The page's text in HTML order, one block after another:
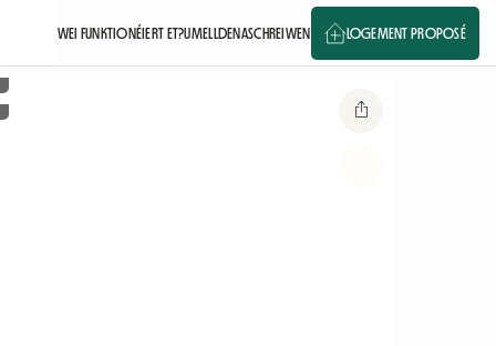
WEI FUNKTIONÉIERT ET?UMELLDENASCHREIWEN LOGEMENT PROPOSÉ